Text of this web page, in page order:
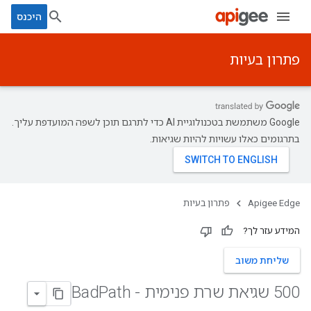
היכנס
פתרון בעיות
‫Google משתמשת בטכנולוגיית AI כדי לתרגם תוכן לשפה המועדפת עליך.
בתרגומים כאלו עשויות להיות שגיאות.
Apigee Edge פתרון בעיות
המידע עזר לך?
שליחת משוב
500 שגיאת שרת פנימית - Bad Path